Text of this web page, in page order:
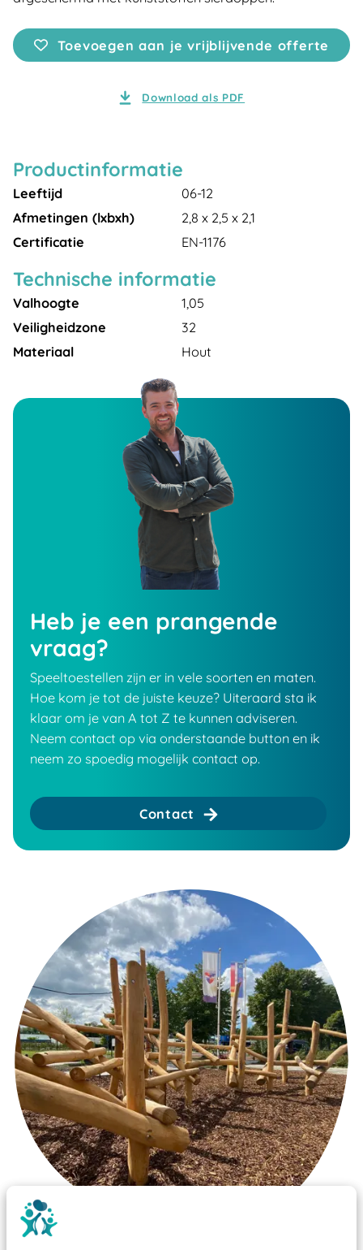
Toevoegen aan je vrijblijvende offerte
Download als PDF
Productinformatie
Leeftijd
06-12
Afmetingen (lxbxh)
2,8 x 2,5 x 2,1
Certificatie
EN-1176
Technische informatie
Valhoogte
1,05
Veiligheidzone
32
Materiaal
Hout
Heb je een prangende
vraag?
Speeltoestellen zijn er in vele soorten en maten.
Hoe kom je tot de juiste keuze? Uiteraard sta ik
klaar om je van A tot Z te kunnen adviseren.
Neem contact op via onderstaande button en ik
neem zo spoedig mogelijk contact op.
Contact